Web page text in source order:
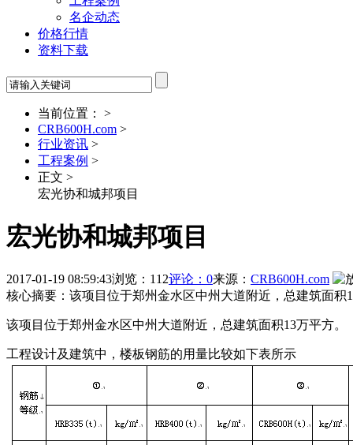
名企动态
价格行情
资料下载
当前位置： >
CRB600H.com >
行业资讯 >
工程案例 >
正文 >
宏光协和城邦项目
宏光协和城邦项目
2017-01-19 08:59:43浏览：112评论：0来源： CRB600H.com
核心摘要：该项目位于郑州金水区中州大道附近，总建筑面
该项目位于郑州金水区中州大道附近，总建筑面积13万平方。
工程设计及建筑中，楼板钢筋的用量比较如下表所示